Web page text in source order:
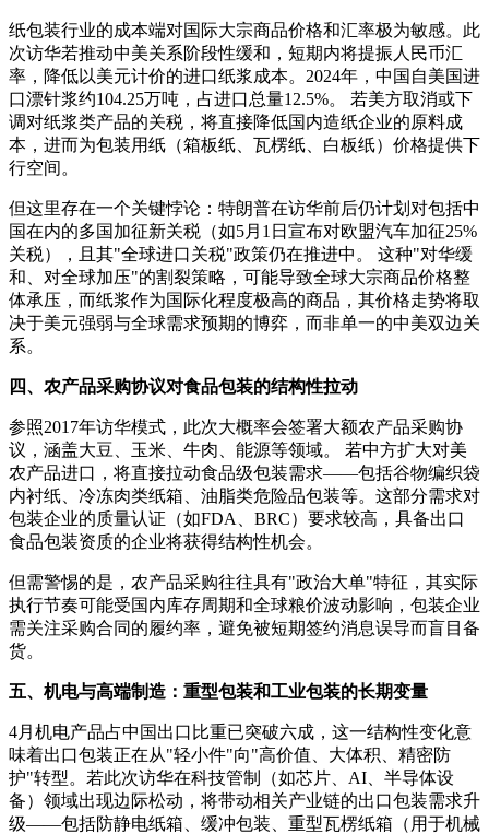
纸包装行业的成本端对国际大宗商品价格和汇率极为敏感。此
次访华若推动中美关系阶段性缓和，短期内将提振人民币汇
率，降低以美元计价的进口纸浆成本。2024年，中国自美国进
口漂针浆约104.25万吨，占进口总量12.5%。 若美方取消或下
调对纸浆类产品的关税，将直接降低国内造纸企业的原料成
本，进而为包装用纸（箱板纸、瓦楞纸、白板纸）价格提供下
行空间。
但这里存在一个关键悖论：特朗普在访华前后仍计划对包括中
国在内的多国加征新关税（如5月1日宣布对欧盟汽车加征25%
关税），且其"全球进口关税"政策仍在推进中。 这种"对华缓
和、对全球加压"的割裂策略，可能导致全球大宗商品价格整
体承压，而纸浆作为国际化程度极高的商品，其价格走势将取
决于美元强弱与全球需求预期的博弈，而非单一的中美双边关
系。
四、农产品采购协议对食品包装的结构性拉动
参照2017年访华模式，此次大概率会签署大额农产品采购协
议，涵盖大豆、玉米、牛肉、能源等领域。 若中方扩大对美
农产品进口，将直接拉动食品级包装需求——包括谷物编织袋
内衬纸、冷冻肉类纸箱、油脂类危险品包装等。这部分需求对
包装企业的质量认证（如FDA、BRC）要求较高，具备出口
食品包装资质的企业将获得结构性机会。
但需警惕的是，农产品采购往往具有"政治大单"特征，其实际
执行节奏可能受国内库存周期和全球粮价波动影响，包装企业
需关注采购合同的履约率，避免被短期签约消息误导而盲目备
货。
五、机电与高端制造：重型包装和工业包装的长期变量
4月机电产品占中国出口比重已突破六成，这一结构性变化意
味着出口包装正在从"轻小件"向"高价值、大体积、精密防
护"转型。若此次访华在科技管制（如芯片、AI、半导体设
备）领域出现边际松动，将带动相关产业链的出口包装需求升
级——包括防静电纸箱、缓冲包装、重型瓦楞纸箱（用于机械